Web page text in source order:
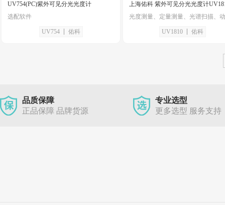
UV754(PC)紫外可见分光光度计
选配软件
UV754 佑科 UV1810 佑科
品质保障
正品保障 品牌货源
专业选型
更多选型 服务支持